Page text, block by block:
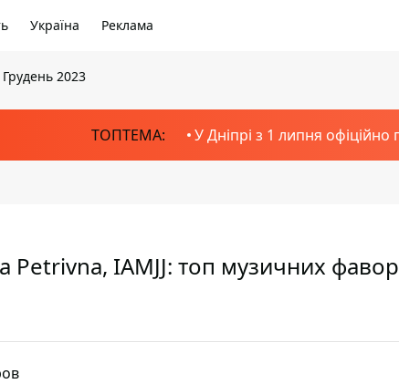
Україна Реклама
2023
ТОПТЕМА: У Дніпрі з 1 липня
Petrivna, IAMJJ: топ музичних